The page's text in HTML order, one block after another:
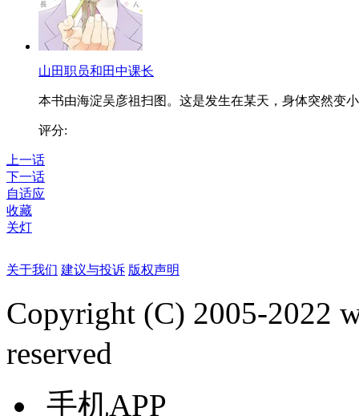
山田职员和田中课长
本书由海淀吴彦祖扫图。这是发生在某天，身体突然变
评分:
上一话
下一话
自适应
收藏
关灯
关于我们 建议与投诉 版权声明
Copyright (C) 2005-2022
reserved
手机APP